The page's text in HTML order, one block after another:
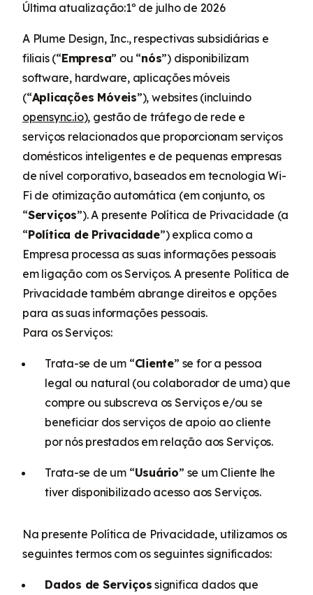
Última atualização:1º de julho de 2026
A Plume Design, Inc., respectivas subsidiárias e
filiais (“Empresa” ou “nós”) disponibilizam
software, hardware, aplicações móveis
(“Aplicações Móveis”), websites (incluindo
opensync.io), gestão de tráfego de rede e
serviços relacionados que proporcionam serviços
domésticos inteligentes e de pequenas empresas
de nível corporativo, baseados em tecnologia Wi-
Fi de otimização automática (em conjunto, os
“Serviços”). A presente Política de Privacidade (a
“Política de Privacidade”) explica como a
Empresa processa as suas informações pessoais
em ligação com os Serviços. A presente Política de
Privacidade também abrange direitos e opções
para as suas informações pessoais.
Para os Serviços:
Trata-se de um “Cliente” se for a pessoa
legal ou natural (ou colaborador de uma) que
compre ou subscreva os Serviços e/ou se
beneficiar dos serviços de apoio ao cliente
por nós prestados em relação aos Serviços.
Trata-se de um “Usuário” se um Cliente lhe
tiver disponibilizado acesso aos Serviços.
Na presente Política de Privacidade, utilizamos os
seguintes termos com os seguintes significados:
Dados de Serviços significa dados que